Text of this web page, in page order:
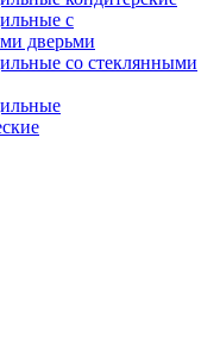
с
дверьми
со стеклянными